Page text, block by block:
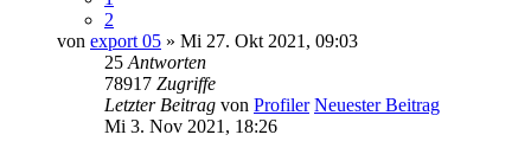
2
von export 05 » Mi 27. Okt 2021, 09:03
25 Antworten
78917 Zugriffe
Letzter Beitrag von Profiler Neuester Beitrag
Mi 3. Nov 2021, 18:26